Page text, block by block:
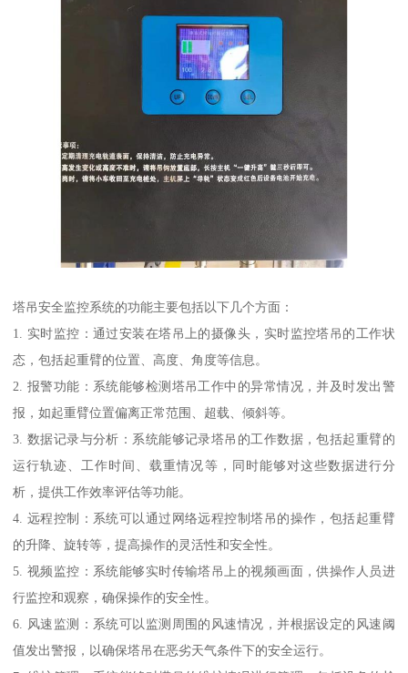
塔吊安全监控系统的功能主要包括以下几个方面：
1. 实时监控：通过安装在塔吊上的摄像头，实时监控塔吊的工作状
态，包括起重臂的位置、高度、角度等信息。
2. 报警功能：系统能够检测塔吊工作中的异常情况，并及时发出警
报，如起重臂位置偏离正常范围、超载、倾斜等。
3. 数据记录与分析：系统能够记录塔吊的工作数据，包括起重臂的
运行轨迹、工作时间、载重情况等，同时能够对这些数据进行分
析，提供工作效率评估等功能。
4. 远程控制：系统可以通过网络远程控制塔吊的操作，包括起重臂
的升降、旋转等，提高操作的灵活性和安全性。
5. 视频监控：系统能够实时传输塔吊上的视频画面，供操作人员进
行监控和观察，确保操作的安全性。
6. 风速监测：系统可以监测周围的风速情况，并根据设定的风速阈
值发出警报，以确保塔吊在恶劣天气条件下的安全运行。